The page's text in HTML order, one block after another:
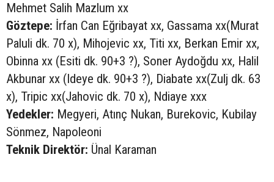
Mehmet Salih Mazlum xx
Göztepe: İrfan Can Eğribayat xx, Gassama xx(Murat
Paluli dk. 70 x), Mihojevic xx, Titi xx, Berkan Emir xx,
Obinna xx (Esiti dk. 90+3 ?), Soner Aydoğdu xx, Halil
Akbunar xx (Ideye dk. 90+3 ?), Diabate xx(Zulj dk. 63
x), Tripic xx(Jahovic dk. 70 x), Ndiaye xxx
Yedekler: Megyeri, Atınç Nukan, Burekovic, Kubilay
Sönmez, Napoleoni
Teknik Direktör: Ünal Karaman